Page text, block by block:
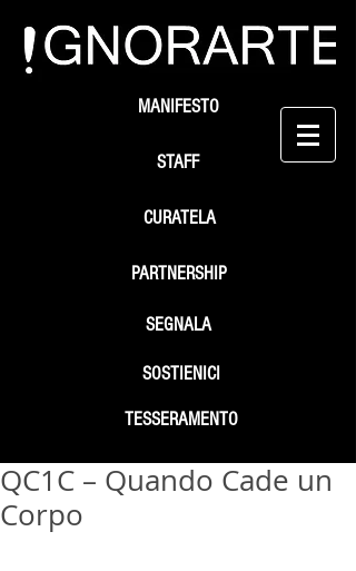
STAFF
SEGNALA
SOSTIENICI
MANIFESTO
PARTNERSHIP
TESSERAMENTO
CURATELA
QC1C – Quando Cade un
Corpo